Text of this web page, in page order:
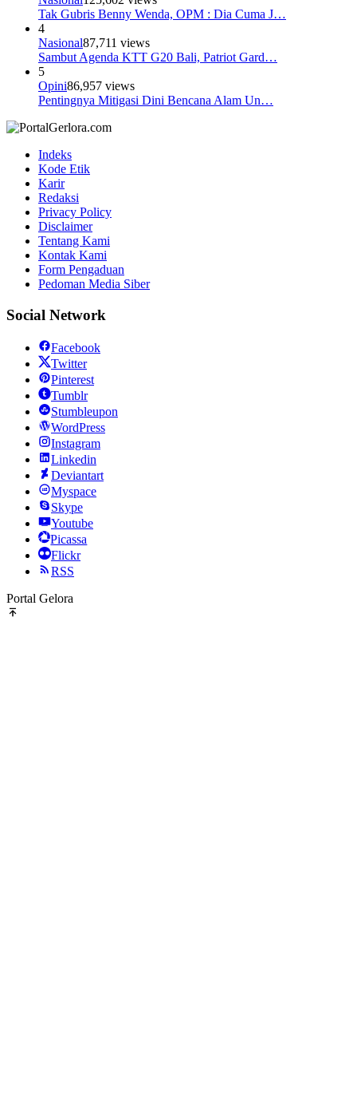
Tak Gubris Benny Wenda, OPM : Dia Cuma J…
4
Nasional87,711 views
Sambut Agenda KTT G20 Bali, Patriot Gard…
5
Opini86,957 views
Pentingnya Mitigasi Dini Bencana Alam Un…
Indeks
Kode Etik
Karir
Redaksi
Privacy Policy
Disclaimer
Tentang Kami
Kontak Kami
Form Pengaduan
Pedoman Media Siber
Social Network
Facebook
Twitter
Pinterest
Tumblr
Stumbleupon
WordPress
Instagram
Linkedin
Deviantart
Myspace
Skype
Youtube
Picassa
Flickr
RSS
Portal Gelora